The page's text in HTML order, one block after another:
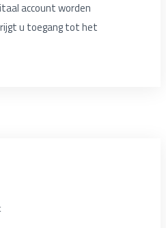
account worden
u toegang tot het